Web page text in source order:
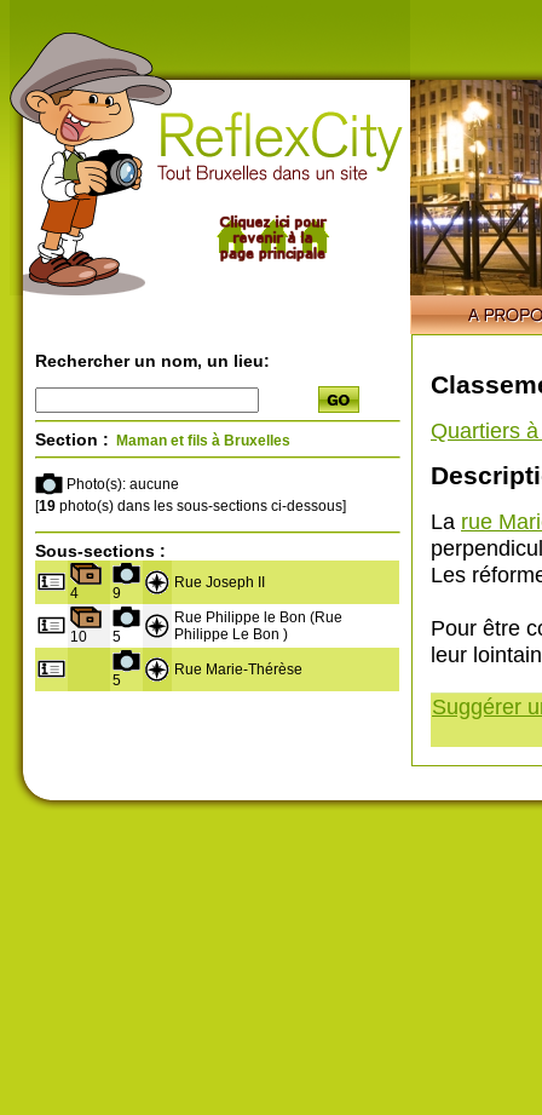
Rechercher un nom, un lieu:
Section : Maman et fils à Bruxelles
Photo(s): aucune
[19 photo(s) dans les sous-sections ci-dessous]
Sous-sections :
4 9
Rue Joseph II
10 5
Rue Philippe le Bon (Rue
Philippe Le Bon )
5
Rue Marie-Thérèse
Quartiers
La rue
Les
Pour être
leur
Suggérer